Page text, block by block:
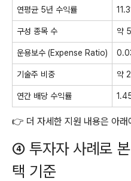
연평균 5년 수익률
구성 종목 수 약
운용보수 (Expense Ratio)
기술주 비중 약
연간 배당 수익률
👉 더 자세한 지원 내용은 아래
④ 투자자 사례로
택 기준